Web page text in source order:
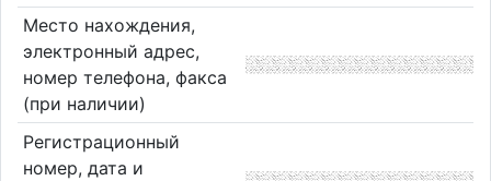
Место нахождения,
электронный адрес,
номер телефона, факса
(при наличии)
Регистрационный
номер, дата и